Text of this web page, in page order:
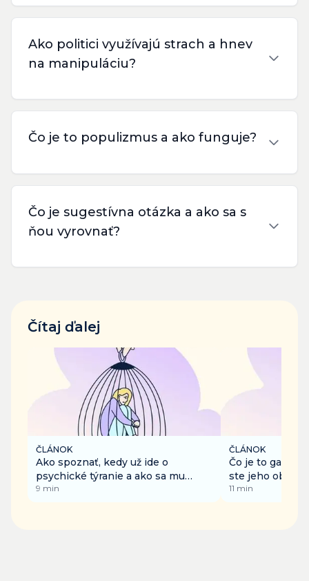
Ako politici využívajú strach a hnev
na manipuláciu?
Čo je to populizmus a ako funguje?
Čo je sugestívna otázka a ako sa s
ňou vyrovnať?
Čítaj ďalej
ČLÁNOK
Ako spoznať, kedy už ide o
psychické týranie a ako sa mu
postaviť?
9 min
ČLÁNOK
Čo je to
ste jeho
11 min